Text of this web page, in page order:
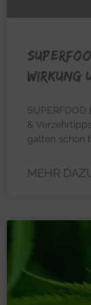
Wirkung
&
galten schon
MEHR